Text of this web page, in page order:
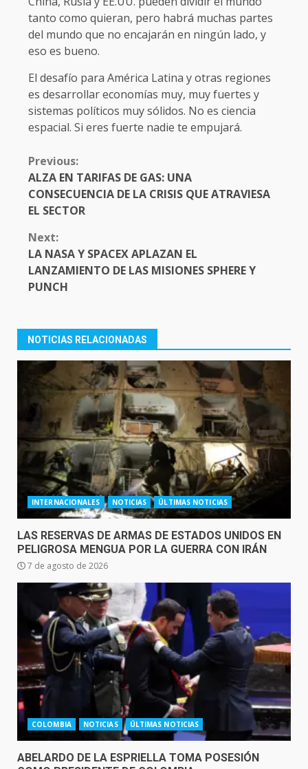
tanto como quieran, pero habrá muchas partes
del mundo que no encajarán en ningún lado, y
eso es bueno.
El desafío para América Latina y otras regiones
es desarrollar economías muy, muy fuertes y
sistemas políticos muy sólidos. No es ciencia
espacial. Si eres fuerte nadie te empujará.
CONTINUE
READING
Previous:
ALZA EN TARIFAS DE GAS: UNA
CONSECUENCIA DE LA CRISIS QUE ATRAVIESA
EL SECTOR
Next:
LA NASA Y SPACEX APLAZAN EL
LANZAMIENTO DE LAS MISIONES SPHERE Y
PUNCH
NOTICIAS RELACIONADAS
INTERNACIONALES NOTICIAS ÚLTIMAS NOTICIAS
LAS RESERVAS DE ARMAS DE ESTADOS UNIDOS EN
PELIGROSA MENGUA POR LA GUERRA CON IRÁN
7 de agosto de 2026
COLOMBIA NOTICIAS ÚLTIMAS NOTICIAS
ABELARDO DE LA ESPRIELLA TOMA POSESIÓN